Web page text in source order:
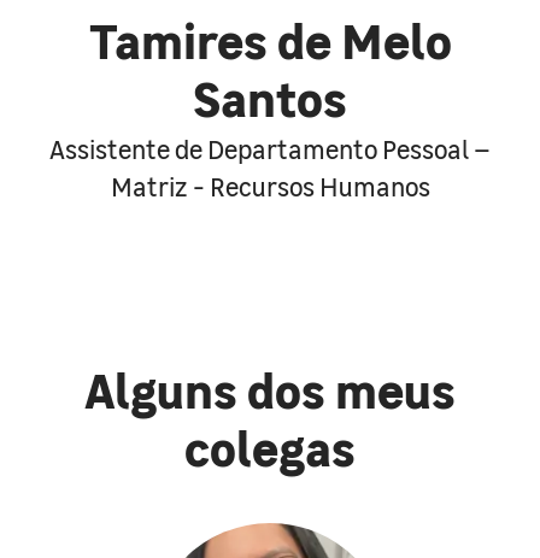
Tamires de Melo
Santos
Assistente de Departamento Pessoal –
Matriz - Recursos Humanos
Alguns dos meus
colegas